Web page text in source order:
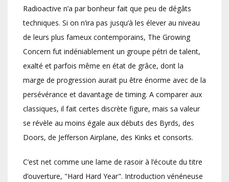
Radioactive n’a par bonheur fait que peu de dégâts
techniques. Si on n’ira pas jusqu’à les élever au niveau
de leurs plus fameux contemporains, The Growing
Concern fut indéniablement un groupe pétri de talent,
exalté et parfois même en état de grâce, dont la
marge de progression aurait pu être énorme avec de la
persévérance et davantage de timing. A comparer aux
classiques, il fait certes discrète figure, mais sa valeur
se révèle au moins égale aux débuts des Byrds, des
Doors, de Jefferson Airplane, des Kinks et consorts.
C’est net comme une lame de rasoir à l’écoute du titre
d’ouverture, "Hard Hard Year". Introduction vénéneuse